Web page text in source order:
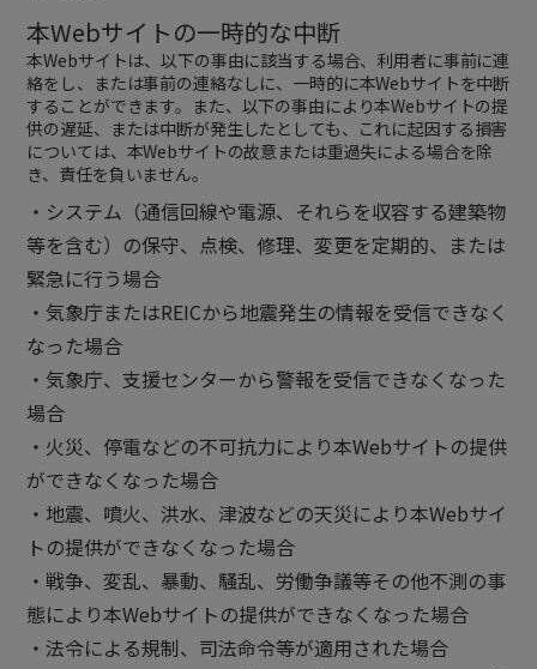
本Webサイトの一時的な中断
本Webサイトは、以下の事由に該当する場合、利用者に事前に連
絡をし、または事前の連絡なしに、一時的に本Webサイトを中断
することができます。また、以下の事由により本Webサイトの提
供の遅延、または中断が発生したとしても、これに起因する損害
については、本Webサイトの故意または重過失による場合を除
き、責任を負いません。
・システム（通信回線や電源、それらを収容する建築物
等を含む）の保守、点検、修理、変更を定期的、または
緊急に行う場合
・気象庁またはREICから地震発生の情報を受信できなく
なった場合
・気象庁、支援センターから警報を受信できなくなった
場合
・火災、停電などの不可抗力により本Webサイトの提供
ができなくなった場合
・地震、噴火、洪水、津波などの天災により本Webサイ
トの提供ができなくなった場合
・戦争、変乱、暴動、騒乱、労働争議等その他不測の事
態により本Webサイトの提供ができなくなった場合
・法令による規制、司法命令等が適用された場合